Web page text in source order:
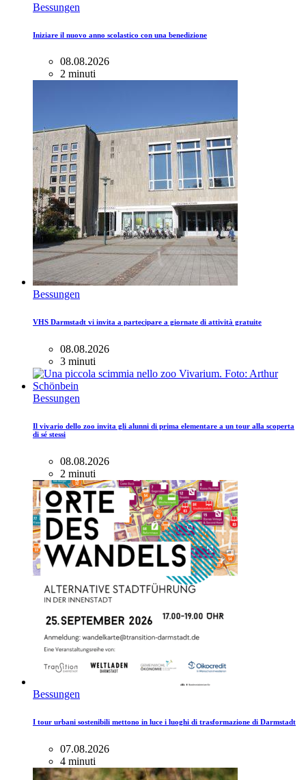
Bessungen
Iniziare il nuovo anno scolastico con una benedizione
08.08.2026
2 minuti
Bessungen
VHS Darmstadt vi invita a partecipare a giornate di attività gratuite
08.08.2026
3 minuti
Bessungen
Il vivario dello zoo invita gli alunni di prima elementare a un tour alla scoperta
di sé stessi
08.08.2026
2 minuti
Bessungen
I tour urbani sostenibili mettono in luce i luoghi di trasformazione di Darmstadt
07.08.2026
4 minuti